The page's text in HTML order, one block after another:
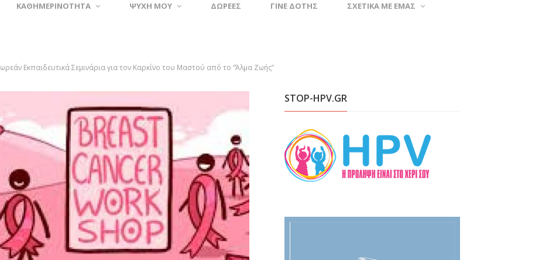
ΚΑΘΗΜΕΡΙΝΟΤΗΤΑ ΨΥΧΗ ΜΟΥ ΔΩΡΕΕΣ ΓΙΝΕ ΔΟΤΗΣ ΣΧΕΤΙΚΑ ΜΕ ΕΜΑΣ
Εκπαιδευτικά Σεμινάρια για τον Καρκίνο του Μαστού από το “Άλμα Ζωής”
STOP-HPV.GR